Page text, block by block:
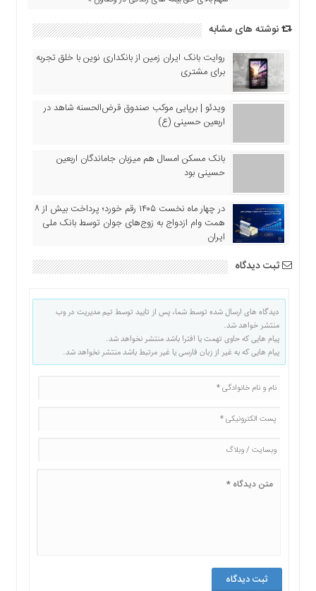
نوشته های مشابه
روایت بانک ایران زمین از بانکداری نوین با خلق تجربه
برای مشتری
ویدئو | برپایی موکب صندوق قرض‌الحسنه شاهد در
اربعین حسینی (ع)
بانک مسکن امسال هم میزبان جاماندگان اربعین
حسینی بود
در چهار ماه نخست ۱۴۰۵ رقم خورد؛ پرداخت بیش از ۸
همت وام ازدواج به زوج‌های جوان توسط بانک ملی
ایران
ثبت دیدگاه
دیدگاه های ارسال شده توسط شما، پس از تایید توسط تیم مدیریت در وب
منتشر خواهد شد.
پیام هایی که حاوی تهمت یا افترا باشد منتشر نخواهد شد.
پیام هایی که به غیر از زبان فارسی یا غیر مرتبط باشد منتشر نخواهد شد.